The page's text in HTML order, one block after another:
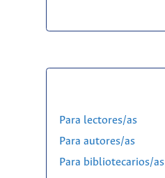
Para lectores/as
Para autores/as
Para bibliotecarios/as